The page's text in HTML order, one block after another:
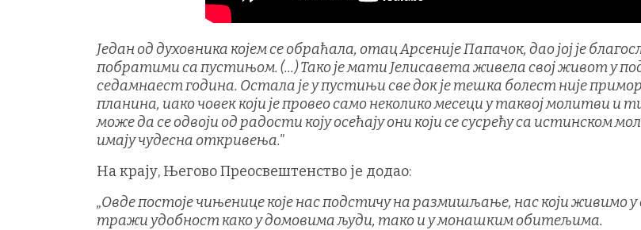
Један од духовника којем се обраћала, отац Арсеније Папачок, дао јој је
побратими са пустињом. (...) Тако је мати Јелисавета живела свој живот у
седамнаест година. Остала је у пустињи све док је тешка болест није
планина, иако човек који је провео само неколико месеци у таквој молитви и
може да се одвоји од радости коју осећају они који се сусрећу са истинском
имају чудесна откривења."
На крају, Његово Преосвештенство је додао:
„Овде постоје чињенице које нас подстичу на размишљање, нас који живимо у
тражи удобност како у домовима људи, тако и у монашким обитељима.